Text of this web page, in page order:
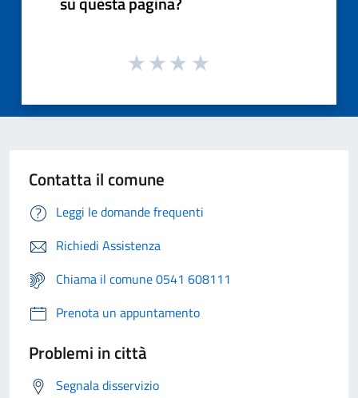
Contatta il comune
Leggi le domande frequenti
Richiedi Assistenza
Chiama il comune 0541 608111
Prenota un appuntamento
Problemi in città
Segnala disservizio